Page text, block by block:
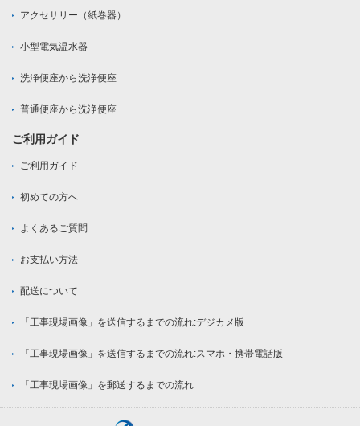
アクセサリー（紙巻器）
小型電気温水器
洗浄便座から洗浄便座
普通便座から洗浄便座
ご利用ガイド
ご利用ガイド
初めての方へ
よくあるご質問
お支払い方法
配送について
「工事現場画像」を送信するまでの流れ:デジカメ版
「工事現場画像」を送信するまでの流れ:スマホ・携帯電話版
「工事現場画像」を郵送するまでの流れ